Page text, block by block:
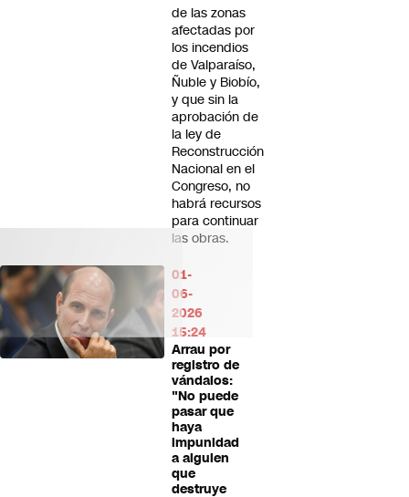
de las zonas
afectadas por
los incendios
de Valparaíso,
Ñuble y Biobío,
y que sin la
aprobación de
la ley de
Reconstrucción
Nacional en el
Congreso, no
habrá recursos
para continuar
las obras.
01-
06-
2026
15:24
Arrau por
registro de
vándalos:
"No puede
pasar que
haya
impunidad
a alguien
que
destruye